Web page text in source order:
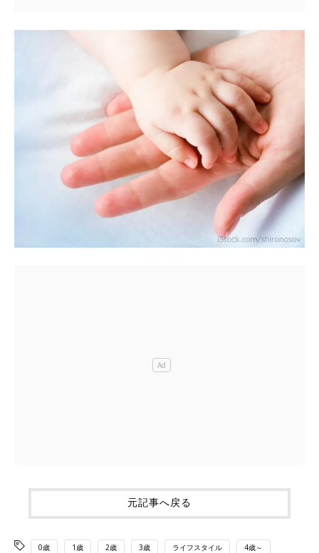
元記事へ戻る
0歳 1歳 2歳 3歳 ライフスタイル 4歳～